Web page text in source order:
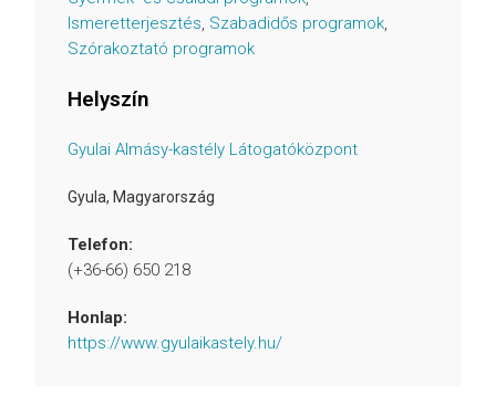
Ismeretterjesztés, Szabadidős programok,
Szórakoztató programok
Helyszín
Gyulai Almásy-kastély Látogatóközpont
Gyula, Magyarország
Telefon:
(+36-66) 650 218
Honlap:
https://www.gyulaikastely.hu/